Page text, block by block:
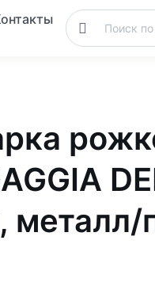
металл/